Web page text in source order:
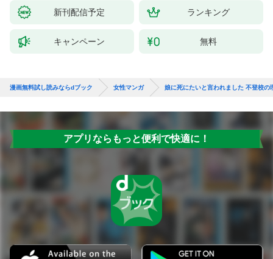
新刊配信予定 ランキング
キャンペーン 無料
漫画無料試し読みならdブック 女性マンガ 娘に死にたいと言われました 不登校の
アプリならもっと便利で快適に！